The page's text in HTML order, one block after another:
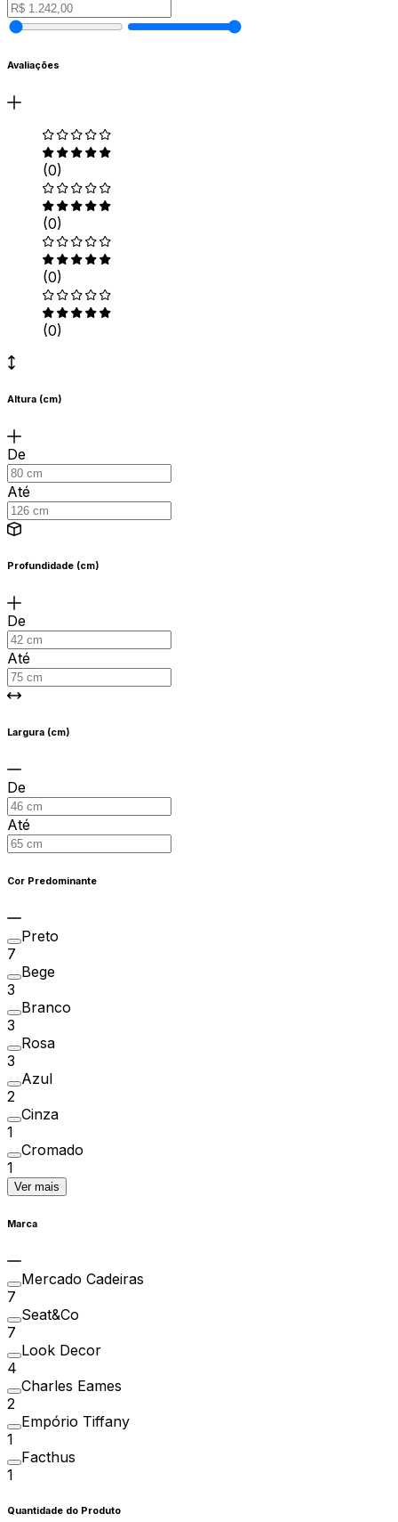
Avaliações
(0)
(0)
(0)
(0)
Altura (cm)
De
Até
Profundidade (cm)
De
Até
Largura (cm)
De
Até
Cor Predominante
Preto
7
Bege
3
Branco
3
Rosa
3
Azul
2
Cinza
1
Cromado
1
Ver mais
Marca
Mercado Cadeiras
7
Seat&Co
7
Look Decor
4
Charles Eames
2
Empório Tiffany
1
Facthus
1
Quantidade do Produto